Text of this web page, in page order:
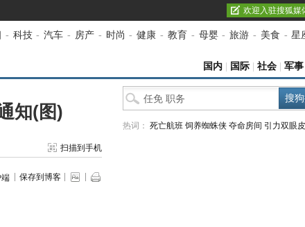
欢迎入驻搜狐媒
- 科技 - 汽车 - 房产 - 时尚 - 健康 - 教育 - 母婴 - 旅游 - 美食 - 星
国内 国际 社会 军事
知(图)
扫描到手机
保存到博客
热词： 死亡航班 饲养蜘蛛侠 夺命房间 引力双眼皮